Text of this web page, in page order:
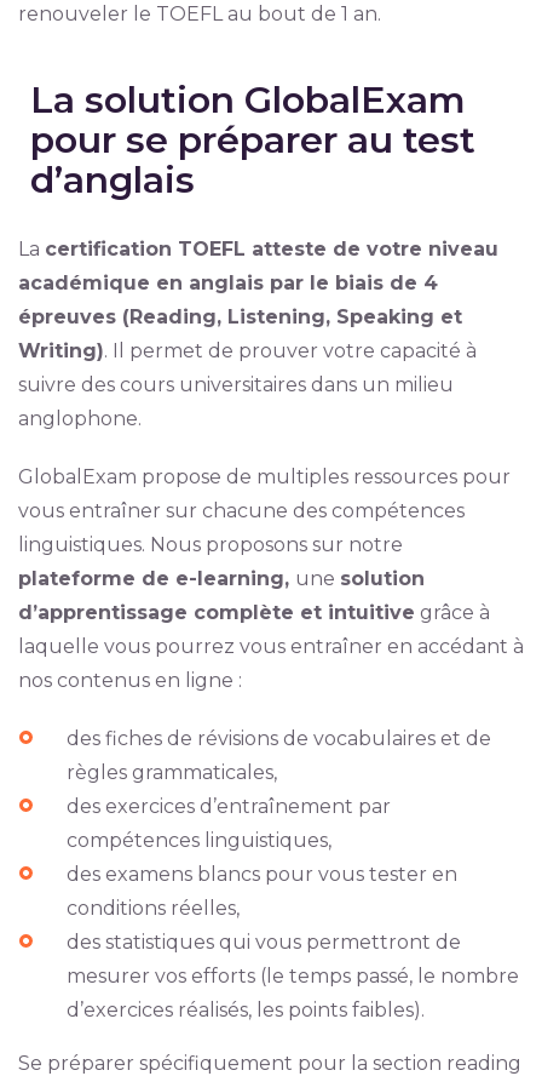
renouveler le TOEFL au bout de 1 an.
La solution GlobalExam
pour se préparer au test
d’anglais
La certification TOEFL atteste de votre niveau
académique en anglais par le biais de 4
épreuves (Reading, Listening, Speaking et
Writing). Il permet de prouver votre capacité à
suivre des cours universitaires dans un milieu
anglophone.
GlobalExam propose de multiples ressources pour
vous entraîner sur chacune des compétences
linguistiques. Nous proposons sur notre
plateforme de e-learning, une solution
d’apprentissage complète et intuitive grâce à
laquelle vous pourrez vous entraîner en accédant à
nos contenus en ligne :
des fiches de révisions de vocabulaires et de
règles grammaticales,
des exercices d’entraînement par
compétences linguistiques,
des examens blancs pour vous tester en
conditions réelles,
des statistiques qui vous permettront de
mesurer vos efforts (le temps passé, le nombre
d’exercices réalisés, les points faibles).
Se préparer spécifiquement pour la section reading